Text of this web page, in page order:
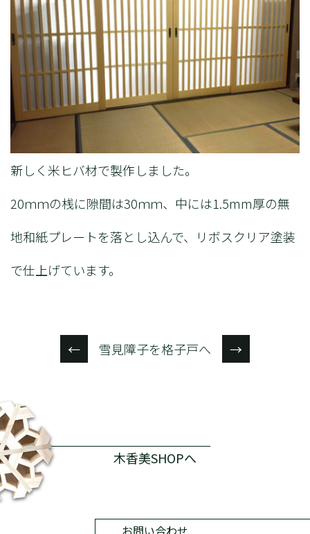
新しく米ヒバ材で製作しました。
20ｍｍの桟に隙間は30ｍｍ、中には1.5mm厚の無
地和紙プレートを落とし込んで、リボスクリア塗装
で仕上げています。
← 雪見障子を格子戸へ →
木香美SHOPへ
お問い合わせ